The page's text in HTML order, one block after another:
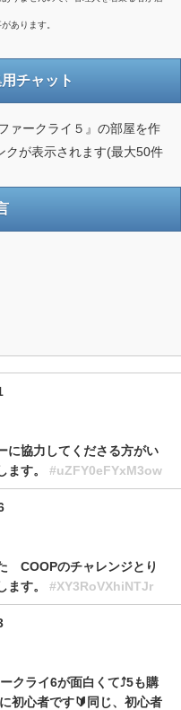
あります。
チャット
ァークライ５』の部屋を作
クが表示されます(最大50件
に協力してくださる方がい
ます。 #uZFY0eFYxM3ow
COOPのチャレンジとり
ます。 #XY3RoVXhiNTJr
クライ6が面白くて⤴︎5も購
初心者です🔰同じ、初心者